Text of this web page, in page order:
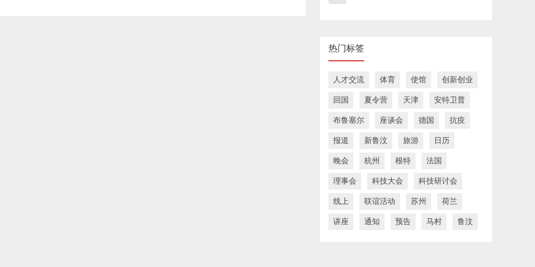
热门标签
人才交流 体育 使馆 创新创业
回国 夏令营 天津 安特卫普
布鲁塞尔 座谈会 德国 抗疫
报道 新鲁汶 旅游 日历
晚会 杭州 根特 法国
理事会 科技大会 科技研讨会
线上 联谊活动 苏州 荷兰
讲座 通知 预告 马村 鲁汶